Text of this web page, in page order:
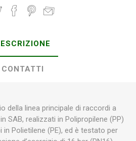
CONTATTI
della linea principale di raccordi a
SAB, realizzati in Polipropilene (PP)
in Polietilene (PE), ed è testato per